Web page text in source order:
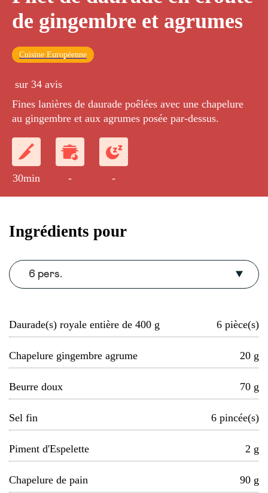
de gingembre et agrumes
Cuisine Européenne
sur 34 avis
Fines lanières de daurade poêlées avec une chapelure
au gingembre et aux agrumes posée par-dessus.
30min - -
Ingrédients pour
6 pers.
Daurade(s) royale entière de 400 g 6 pièce(s)
Chapelure gingembre agrume 20 g
Beurre doux 70 g
Sel fin 6 pincée(s)
Piment d'Espelette 2 g
Chapelure de pain 90 g